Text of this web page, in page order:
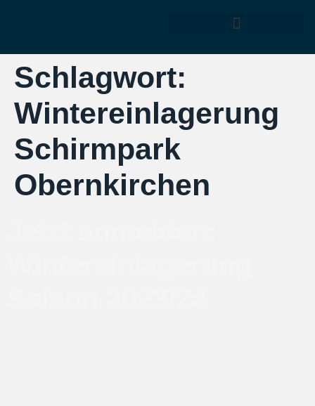
Schlagwort:
Wintereinlagerung
Schirmpark
Obernkirchen